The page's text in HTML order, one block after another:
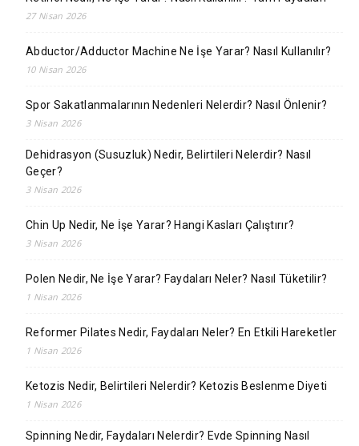
27 Nisan 2026
Abductor/Adductor Machine Ne İşe Yarar? Nasıl Kullanılır?
10 Nisan 2026
Spor Sakatlanmalarının Nedenleri Nelerdir? Nasıl Önlenir?
3 Nisan 2026
Dehidrasyon (Susuzluk) Nedir, Belirtileri Nelerdir? Nasıl
Geçer?
3 Nisan 2026
Chin Up Nedir, Ne İşe Yarar? Hangi Kasları Çalıştırır?
3 Nisan 2026
Polen Nedir, Ne İşe Yarar? Faydaları Neler? Nasıl Tüketilir?
1 Nisan 2026
Reformer Pilates Nedir, Faydaları Neler? En Etkili Hareketler
1 Nisan 2026
Ketozis Nedir, Belirtileri Nelerdir? Ketozis Beslenme Diyeti
1 Nisan 2026
Spinning Nedir, Faydaları Nelerdir? Evde Spinning Nasıl